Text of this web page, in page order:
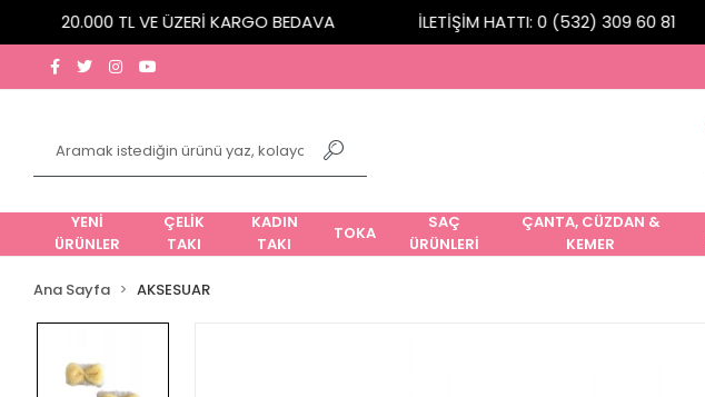
20.000 TL VE ÜZERİ KARGO BEDAVA İLETİŞİM HATTI: 0 (532) 309 60 81
YENİ
ÜRÜNLER
ÇELİK
TAKI
KADIN
TAKI
TOKA
SAÇ
ÜRÜNLERİ
ÇANTA, CÜZDAN &
KEMER
Ana Sayfa AKSESUAR